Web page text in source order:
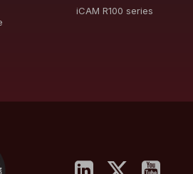
iCAM R100 series